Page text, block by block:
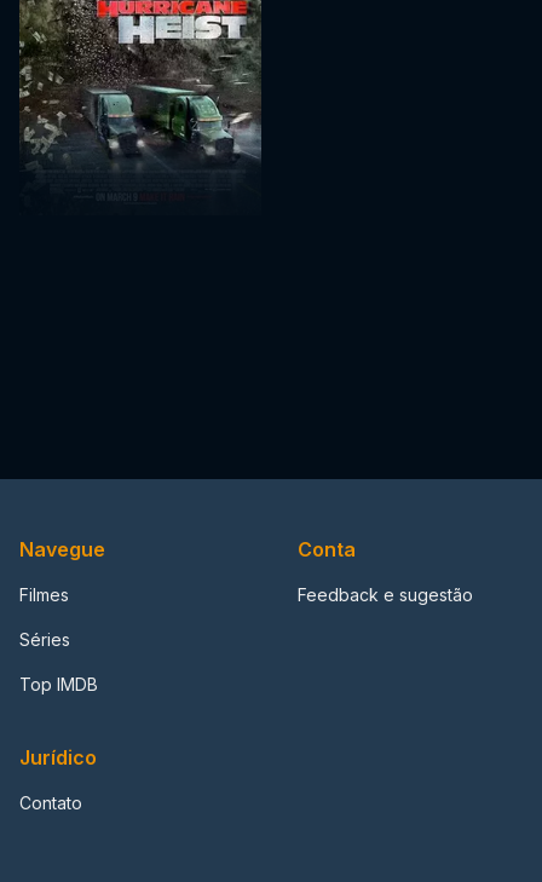
Navegue
Filmes
Séries
Top IMDB
Conta
Feedback e sugestão
Jurídico
Contato